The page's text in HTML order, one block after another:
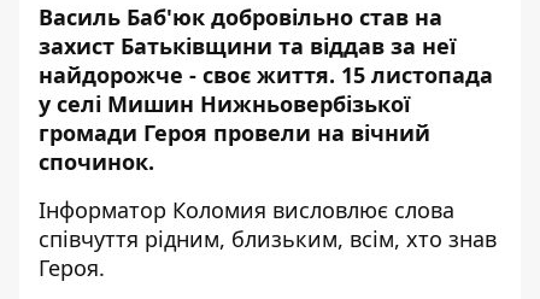
Василь Баб'юк добровільно став на
захист Батьківщини та віддав за неї
найдорожче - своє життя. 15 листопада
у селі Мишин Нижньовербізької
громади Героя провели на вічний
спочинок.
Інформатор Коломия висловлює слова
співчуття рідним, близьким, всім, хто знав
Героя.